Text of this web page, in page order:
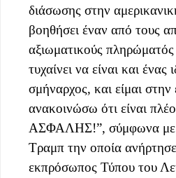
διάσωσης στην
βοηθήσει έναν από τους
αξιωματικούς
τυχαίνει να είναι και ένας
σμήναρχος, και είμαι
ανακοινώσω ότι είναι
ΑΣΦΑΛΗΣ!”, σύμφωνα με
Τραμπ την οποία
εκπρόσωπος Τύπου του